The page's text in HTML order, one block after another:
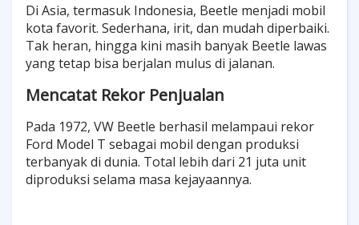
Di Asia, termasuk Indonesia, Beetle menjadi mobil
kota favorit. Sederhana, irit, dan mudah diperbaiki.
Tak heran, hingga kini masih banyak Beetle lawas
yang tetap bisa berjalan mulus di jalanan.
Mencatat Rekor Penjualan
Pada 1972, VW Beetle berhasil melampaui rekor
Ford Model T sebagai mobil dengan produksi
terbanyak di dunia. Total lebih dari 21 juta unit
diproduksi selama masa kejayaannya.